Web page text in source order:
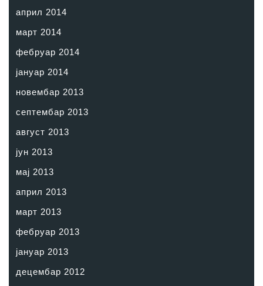
април 2014
март 2014
фебруар 2014
јануар 2014
новембар 2013
септембар 2013
август 2013
јун 2013
мај 2013
април 2013
март 2013
фебруар 2013
јануар 2013
децембар 2012